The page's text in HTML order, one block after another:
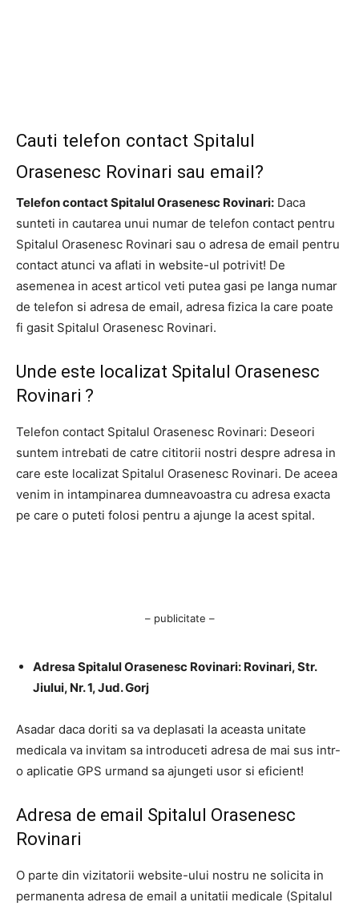
Cauti telefon contact Spitalul
Orasenesc Rovinari sau email?
Telefon contact Spitalul Orasenesc Rovinari: Daca
sunteti in cautarea unui numar de telefon contact pentru
Spitalul Orasenesc Rovinari sau o adresa de email pentru
contact atunci va aflati in website-ul potrivit! De
asemenea in acest articol veti putea gasi pe langa numar
de telefon si adresa de email, adresa fizica la care poate
fi gasit Spitalul Orasenesc Rovinari.
Unde este localizat Spitalul Orasenesc
Rovinari ?
Telefon contact Spitalul Orasenesc Rovinari: Deseori
suntem intrebati de catre cititorii nostri despre adresa in
care este localizat Spitalul Orasenesc Rovinari. De aceea
venim in intampinarea dumneavoastra cu adresa exacta
pe care o puteti folosi pentru a ajunge la acest spital.
– publicitate –
Adresa Spitalul Orasenesc Rovinari: Rovinari, Str.
Jiului, Nr. 1, Jud. Gorj
Asadar daca doriti sa va deplasati la aceasta unitate
medicala va invitam sa introduceti adresa de mai sus intr-
o aplicatie GPS urmand sa ajungeti usor si eficient!
Adresa de email Spitalul Orasenesc
Rovinari
O parte din vizitatorii website-ului nostru ne solicita in
permanenta adresa de email a unitatii medicale (Spitalul